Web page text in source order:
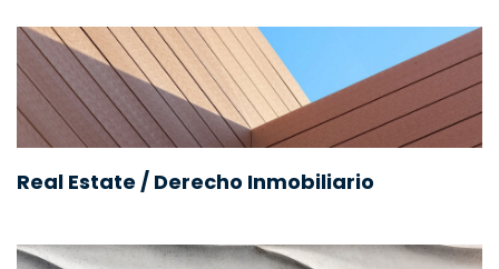
Real Estate / Derecho Inmobiliario